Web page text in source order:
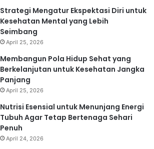
Strategi Mengatur Ekspektasi Diri untuk
Kesehatan Mental yang Lebih
Seimbang
April 25, 2026
Membangun Pola Hidup Sehat yang
Berkelanjutan untuk Kesehatan Jangka
Panjang
April 25, 2026
Nutrisi Esensial untuk Menunjang Energi
Tubuh Agar Tetap Bertenaga Sehari
Penuh
April 24, 2026